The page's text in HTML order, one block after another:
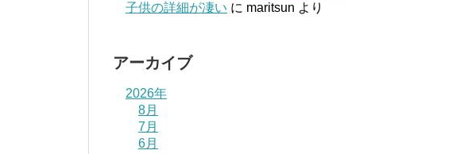
子供の詳細が凄い に maritsun より
アーカイブ
2026年
8月
7月
6月